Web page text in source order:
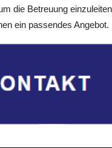
die Betreuung
ein passendes Angebot.